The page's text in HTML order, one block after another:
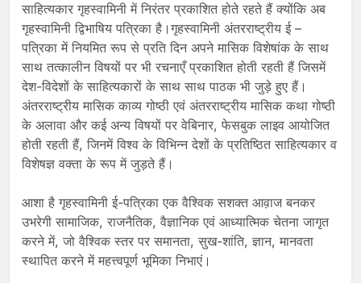
साहित्यकार गृहस्वामिनी में निरंतर प्रकाशित होते रहते हैं क्योंकि अब
गृहस्वामिनी द्विभाषिय पत्रिका है।गृहस्वामिनी अंतरराष्ट्रीय ई –
पत्रिका में नियमित रूप से प्रति दिन अपने मासिक विशेषांक के साथ
साथ तत्कालीन विषयों पर भी रचनाएँ प्रकाशित होती रहती हैं जिसमें
देश-विदेशों के साहित्यकारों के साथ साथ पाठक भी जुड़े हुए हैं।
अंतरराष्ट्रीय मासिक काव्य गोष्ठी एवं अंतरराष्ट्रीय मासिक कथा गोष्ठी
के अलावा और कई अन्य विषयों पर वेबिनार, फेसबुक लाइव आयोजित
होती रहती हैं, जिनमें विश्व के विभिन्न देशों के प्रतिष्ठित साहित्यकार व
विशेषज्ञ वक्ता के रूप में जुड़ते हैं।
आशा है गृहस्वामिनी ई-पत्रिका एक वैश्विक सशक्त आव़ाज बनकर
उभरेगी सामाजिक, राजनैतिक, वैज्ञानिक एवं आध्यात्मिक चेतना जागृत
करने में, जो वैश्विक स्तर पर समानता, सुख-शांति, ज्ञान, मानवता
स्थापित करने में महत्त्वपूर्ण भूमिका निभाएं।